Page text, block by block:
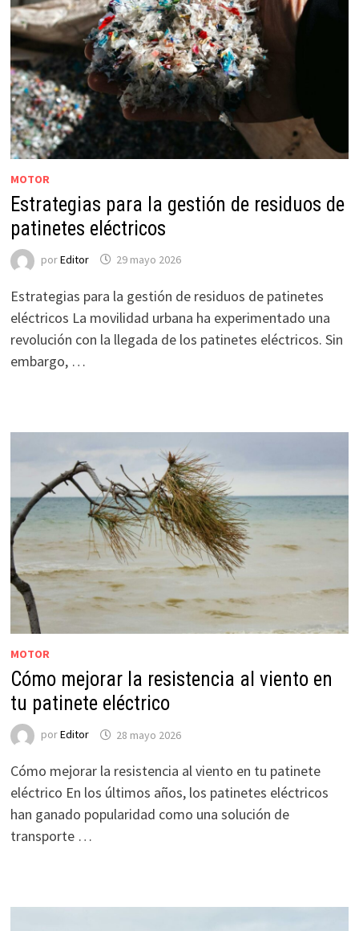
MOTOR
Estrategias para la gestión de residuos de
patinetes eléctricos
porEditor 29 mayo 2026
Estrategias para la gestión de residuos de patinetes
eléctricos La movilidad urbana ha experimentado una
revolución con la llegada de los patinetes eléctricos. Sin
embargo, …
MOTOR
Cómo mejorar la resistencia al viento en
tu patinete eléctrico
porEditor 28 mayo 2026
Cómo mejorar la resistencia al viento en tu patinete
eléctrico En los últimos años, los patinetes eléctricos
han ganado popularidad como una solución de
transporte …